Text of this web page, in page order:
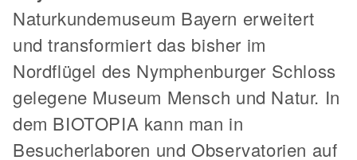
Naturkundemuseum Bayern erweitert
und transformiert das bisher im
Nordflügel des Nymphenburger Schloss
gelegene Museum Mensch und Natur. In
dem BIOTOPIA kann man in
Besucherlaboren und Observatorien auf